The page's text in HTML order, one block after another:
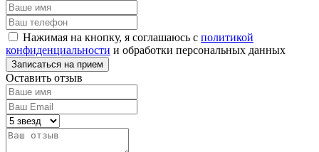
Нажимая на кнопку, я соглашаюсь с политикой
конфиденциальности и обработки персональных данных
Оставить отзыв